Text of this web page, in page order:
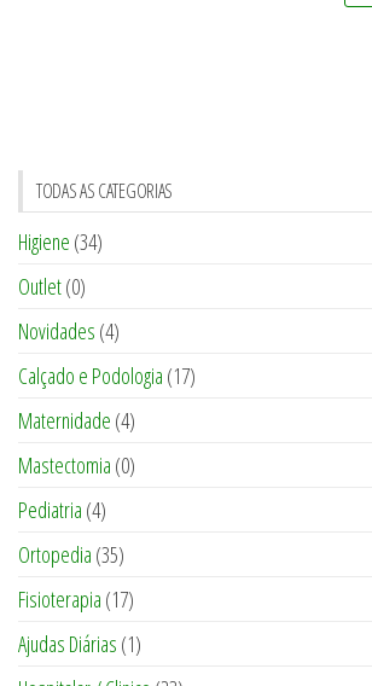
TODAS AS CATEGORIAS
Higiene (34)
Outlet(0)
Novidades (4)
Calçado e Podologia (17)
Maternidade (4)
Mastectomia (0)
Pediatria (4)
Ortopedia (35)
Fisioterapia (17)
Ajudas Diárias (1)